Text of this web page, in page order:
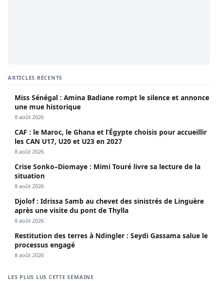
ARTICLES RÉCENTS
Miss Sénégal : Amina Badiane rompt le silence et annonce
une mue historique
8 août 2026
CAF : le Maroc, le Ghana et l’Égypte choisis pour accueillir
les CAN U17, U20 et U23 en 2027
8 août 2026
Crise Sonko–Diomaye : Mimi Touré livre sa lecture de la
situation
8 août 2026
Djolof : Idrissa Samb au chevet des sinistrés de Linguère
après une visite du pont de Thylla
8 août 2026
Restitution des terres à Ndingler : Seydi Gassama salue le
processus engagé
8 août 2026
LES PLUS LUS CETTE SEMAINE